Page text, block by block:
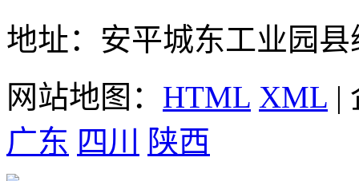
地址：安平城东工业园县
网站地图： HTML XML |
广东 四川 陕西